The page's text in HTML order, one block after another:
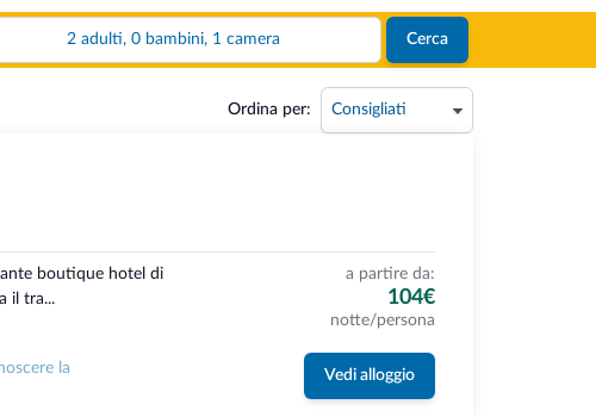
2 adulti, 0 bambini, 1 camera Cerca
Ordina per:
boutique hotel di
il tra...
a partire da:
104€
notte/persona
la
Vedi alloggio